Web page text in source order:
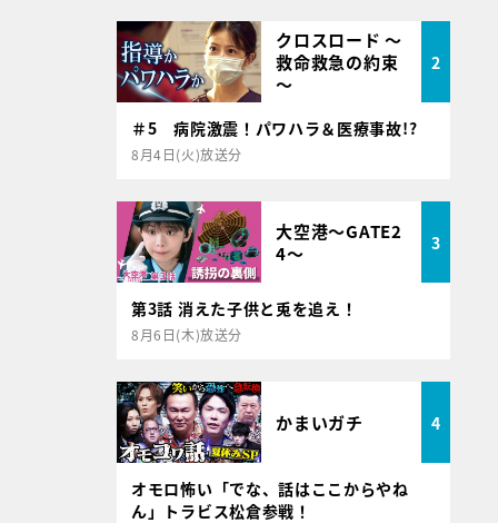
クロスロード ～
救命救急の約束
～
2
＃5 病院激震！パワハラ＆医療事故!?
8月4日(火)放送分
大空港～GATE2
4～
3
第3話 消えた子供と兎を追え！
8月6日(木)放送分
かまいガチ 4
オモロ怖い「でな、話はここからやね
ん」トラビス松倉参戦！